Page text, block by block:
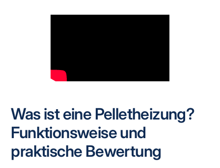
Was ist eine Pelletheizung?
Funktionsweise und
praktische Bewertung